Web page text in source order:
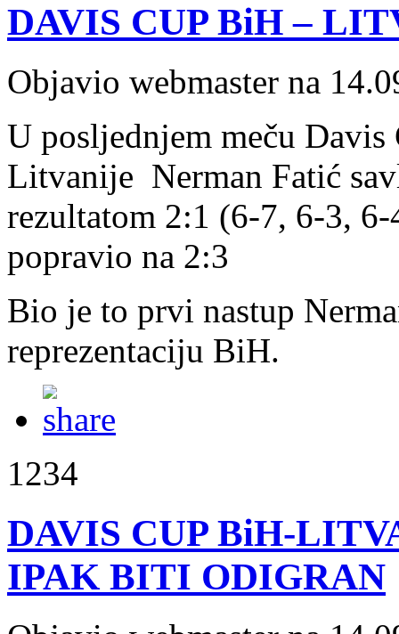
DAVIS CUP BiH –
Objavio webmaster na
U posljednjem meču
Litvanije Nerman Fatić
rezultatom 2:1 (6-7, 6-3,
popravio na 2:3
Bio je to prvi nastup
reprezentaciju BiH.
1234
DAVIS CUP BiH-
IPAK BITI ODIGRAN